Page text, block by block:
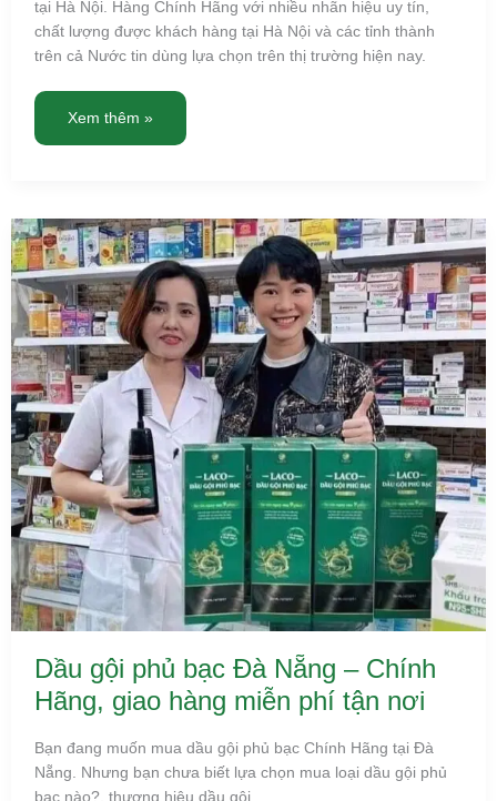
tại Hà Nội. Hàng Chính Hãng với nhiều nhãn hiệu uy tín,
chất lượng được khách hàng tại Hà Nội và các tỉnh thành
trên cả Nước tin dùng lựa chọn trên thị trường hiện nay.
Xem thêm »
Dầu gội phủ bạc Đà Nẵng – Chính
Hãng, giao hàng miễn phí tận nơi
Bạn đang muốn mua dầu gội phủ bạc Chính Hãng tại Đà
Nẵng. Nhưng bạn chưa biết lựa chọn mua loại dầu gội phủ
bạc nào?, thương hiệu dầu gội
Dầu
gội
phủ
bạc
Đà
Nẵng
–
Chính
Hãng,
giao
hàng
miễn
phí
tận
nơi